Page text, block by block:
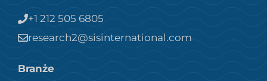
+1 212 505 6805
research2@sisinternational.com
Branże